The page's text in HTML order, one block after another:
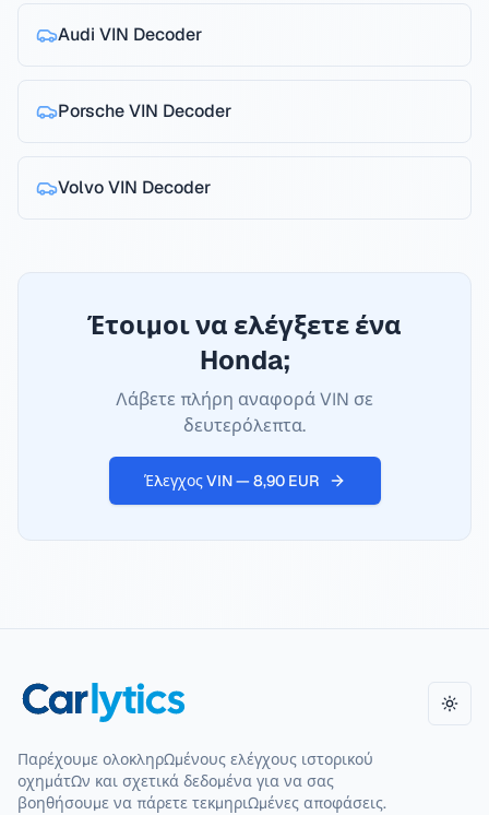
Audi VIN Decoder
PorscheVIN Decoder
VolvoVIN Decoder
Έτοιμοι να ελέγξετε ένα
Honda;
Λάβετε πλήρη αναφορά VIN σε
δευτερόλεπτα.
Έλεγχος VIN — 8,90 EUR
Παρέχουμε ολοκληρωμένους ελέγχους ιστορικού
οχημάτων και σχετικά δεδομένα για να σας
βοηθήσουμε να πάρετε τεκμηριωμένες αποφάσεις.